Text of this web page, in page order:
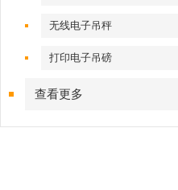
无线电子吊秤
打印电子吊磅
查看更多